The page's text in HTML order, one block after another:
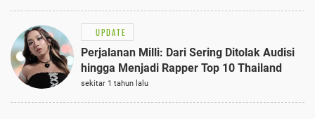
UPDATE
Perjalanan Milli: Dari Sering Ditolak Audisi
hingga Menjadi Rapper Top 10 Thailand
sekitar 1 tahun lalu